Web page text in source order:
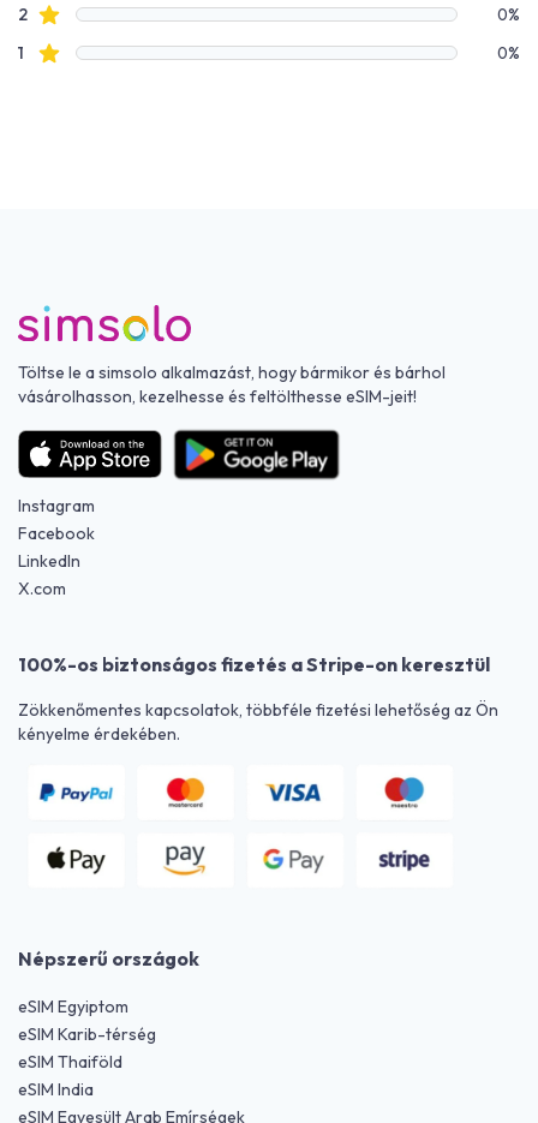
2Csillagos értékelések
0%
1 Csillagos értékelések 0%
Töltse le a simsolo alkalmazást, hogy bármikor és bárhol
vásárolhasson, kezelhesse és feltölthesse eSIM-jeit!
Instagram
Facebook
LinkedIn
X.com
100%-os biztonságos fizetés a Stripe-on keresztül
Zökkenőmentes kapcsolatok, többféle fizetési lehetőség az Ön
kényelme érdekében.
Népszerű országok
eSIM Egyiptom
eSIM Karib-térség
eSIM Thaiföld
eSIM India
eSIM Egyesült Arab Emírségek